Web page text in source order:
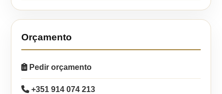
Orçamento
Pedir orçamento
+351 914 074 213